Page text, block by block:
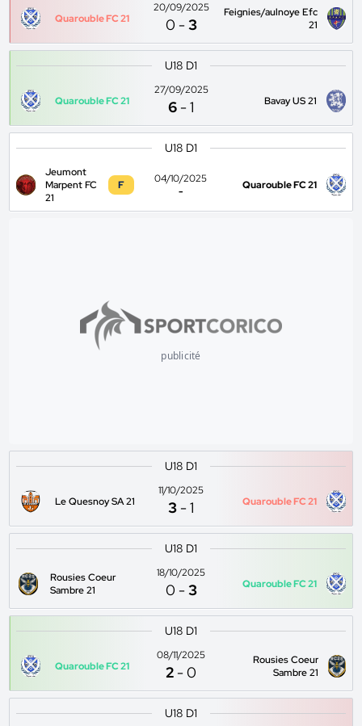
Quarouble FC 21
20/09/2025
0 -3
Feignies/aulnoye Efc
21
U18 D1
Quarouble FC 21
27/09/2025
6 -1 Bavay US 21
U18 D1
Jeumont
Marpent FC
21
F
04/10/2025
-
Quarouble FC 21
publicité
U18 D1
Le Quesnoy SA 21
11/10/2025
3 -1 Quarouble FC 21
U18 D1
Rousies Coeur
Sambre 21
18/10/2025
0 -3 Quarouble FC 21
U18 D1
Quarouble FC 21
08/11/2025
2 -0
Rousies Coeur
Sambre 21
U18 D1